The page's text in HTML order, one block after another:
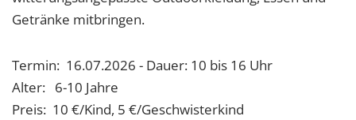
Getränke mitbringen.
Termin: 16.07.2026 - Dauer: 10 bis 16 Uhr
Alter: 6-10 Jahre
Preis: 10 €/Kind, 5 €/Geschwisterkind